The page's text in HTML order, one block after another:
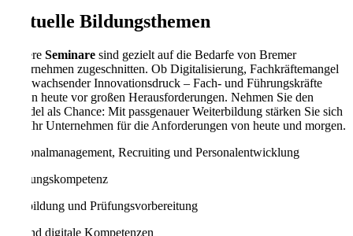
Aktuelle Bildungsthemen
Unsere Seminare sind gezielt auf die Bedarfe von Bremer
Unternehmen zugeschnitten. Ob Digitalisierung, Fachkräftemangel
oder wachsender Innovationsdruck – Fach- und Führungskräfte
stehen heute vor großen Herausforderungen. Nehmen Sie den
Wandel als Chance: Mit passgenauer Weiterbildung stärken Sie sich
und Ihr Unternehmen für die Anforderungen von heute und morgen.
Personalmanagement, Recruiting und Personalentwicklung
Führungskompetenz
Ausbildung und Prüfungsvorbereitung
KI und digitale Kompetenzen